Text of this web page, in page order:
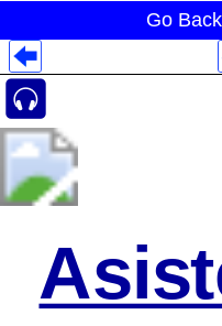
Go
Despliegues
Despliegues Totales
Despliegues por